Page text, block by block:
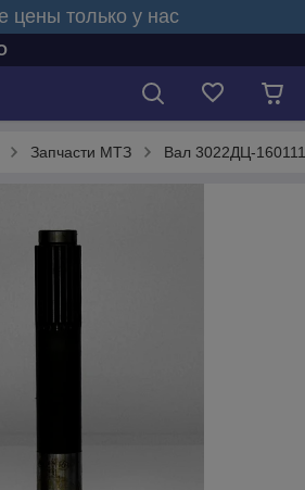
цены только у нас
Запчасти МТЗ Вал 3022ДЦ-